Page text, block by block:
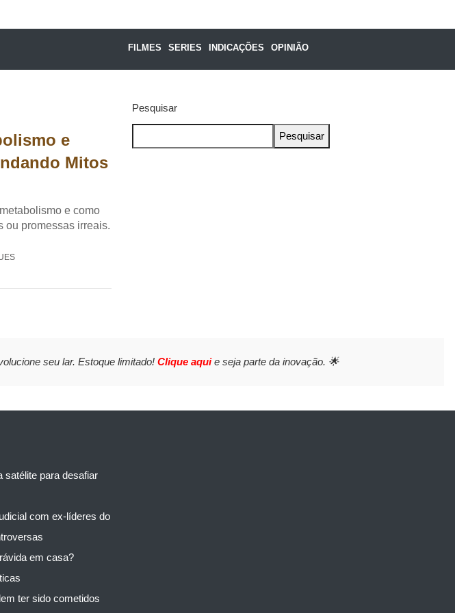
FILMES SERIES INDICAÇÕES OPINIÃO
e
Mitos
e como
ou promessas irreais.
Pesquisar
Pesquisar
seu lar. Estoque limitado! Clique aquie seja parte da inovação. 🌟
satélite para desafiar
com ex-líderes do
em casa?
ter sido cometidos